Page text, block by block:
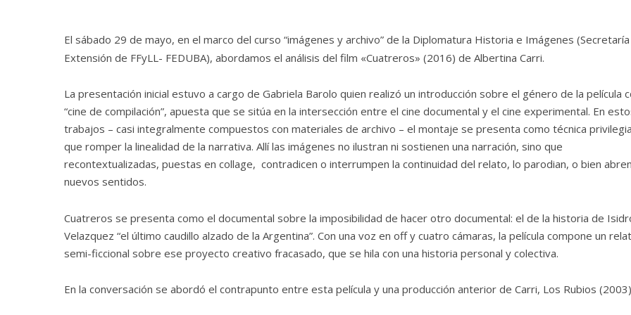
El sábado 29 de mayo, en el marco del curso “imágenes y archivo” de la Diplomatura Historia e Imágenes
Extensión de FFyLL- FEDUBA), abordamos el análisis del film «Cuatreros» (2016) de Albertina Carri.
La presentación inicial estuvo a cargo de Gabriela Barolo quien realizó un introducción sobre el género de la película
“cine de compilación”, apuesta que se sitúa en la intersección entre el cine documental y el cine experimental. En
trabajos – casi integralmente compuestos con materiales de archivo – el montaje se presenta como técnica
que romper la linealidad de la narrativa. Allí las imágenes no ilustran ni sostienen una narración, sino que
recontextualizadas, puestas en collage, contradicen o interrumpen la continuidad del relato, lo parodian, o bien abren
nuevos sentidos.
Cuatreros se presenta como el documental sobre la imposibilidad de hacer otro documental: el de la historia de
Velazquez “el último caudillo alzado de la Argentina”. Con una voz en off y cuatro cámaras, la película compone un
semi-ficcional sobre ese proyecto creativo fracasado, que se hila con una historia personal y colectiva.
En la conversación se abordó el contrapunto entre esta película y una producción anterior de Carri, Los Rubios